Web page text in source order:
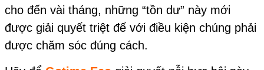
cho đến vài tháng, những “tồn dư” này mới
được giải quyết triệt để với điều kiện chúng phải
được chăm sóc đúng cách.